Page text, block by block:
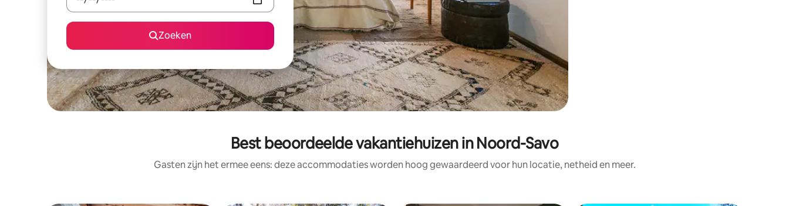
Zoeken
Best beoordeelde vakantiehuizen in Noord-Savo
Gasten zijn het ermee eens: deze accommodaties worden hoog gewaardeerd voor hun locatie, netheid en meer.